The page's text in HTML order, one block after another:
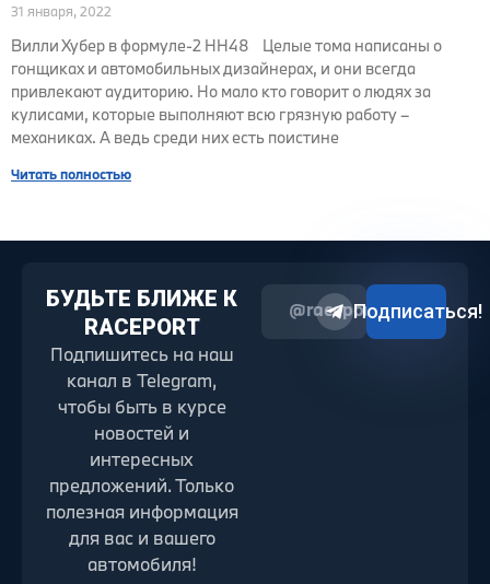
31 января, 2022
Вилли Хубер в формуле-2 HH48 Целые тома написаны о
гонщиках и автомобильных дизайнерах, и они всегда
привлекают аудиторию. Но мало кто говорит о людях за
кулисами, которые выполняют всю грязную работу –
механиках. А ведь среди них есть поистине
Читать полностью
БУДЬТЕ БЛИЖЕ К
RACEPORT
Подпишитесь на наш
канал в Telegram,
чтобы быть в курсе
новостей и
интересных
предложений. Только
полезная информация
для вас и вашего
автомобиля!
@raceport2022
Подписаться!